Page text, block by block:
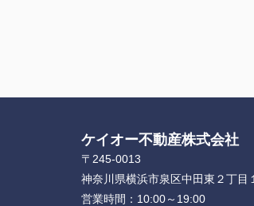
ケイオー不動産株式会社
〒245-0013
神奈川県横浜市泉区中田東２丁目
営業時間： 10:00～19:00